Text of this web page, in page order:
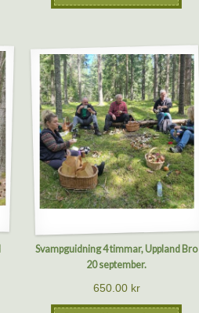
Svampguidning 4 timmar, Uppland Bro
20 september.
650.00 kr